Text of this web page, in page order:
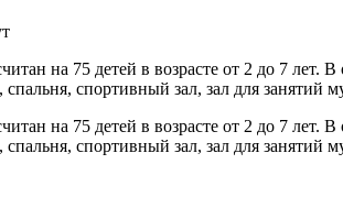
на 75 детей в возрасте от 2 до 7
спальня, спортивный зал, зал для занятий
на 75 детей в возрасте от 2 до 7
спальня, спортивный зал, зал для занятий